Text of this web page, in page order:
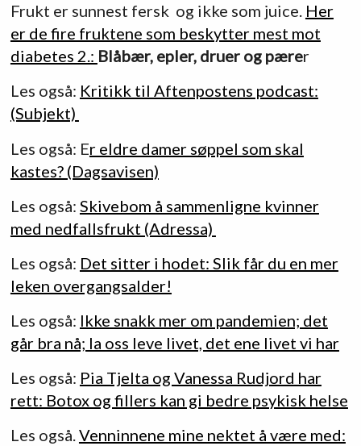
Frukt er sunnest fersk og ikke som juice. Her
er de fire fruktene som beskytter mest mot
diabetes 2.: Blåbær, epler, druer og pærer
Les også: Kritikk til Aftenpostens podcast:
(Subjekt)
Les også: Er eldre damer søppel som skal
kastes? (Dagsavisen)
Les også: Skivebom å sammenligne kvinner
med nedfallsfrukt (Adressa)
Les også: Det sitter i hodet: Slik får du en mer
leken overgangsalder!
Les også: Ikke snakk mer om pandemien; det
går bra nå; la oss leve livet, det ene livet vi har
Les også: Pia Tjelta og Vanessa Rudjord har
rett: Botox og fillers kan gi bedre psykisk helse
Les også.Venninnene mine nektet å være med: